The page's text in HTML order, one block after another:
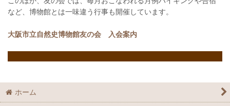
など、博物館とは一味違う行事も開催しています。
大阪市立自然史博物館友の会 入会案内
ホーム